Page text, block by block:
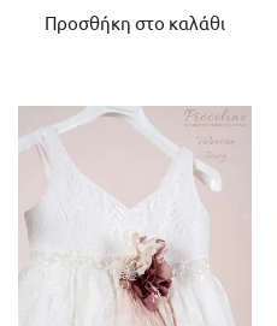
Προσθήκη στο καλάθι